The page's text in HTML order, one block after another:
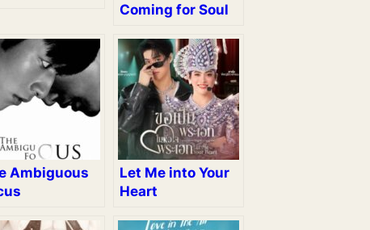
Coming for Soul
Ambiguous
Let Me into Your
Heart